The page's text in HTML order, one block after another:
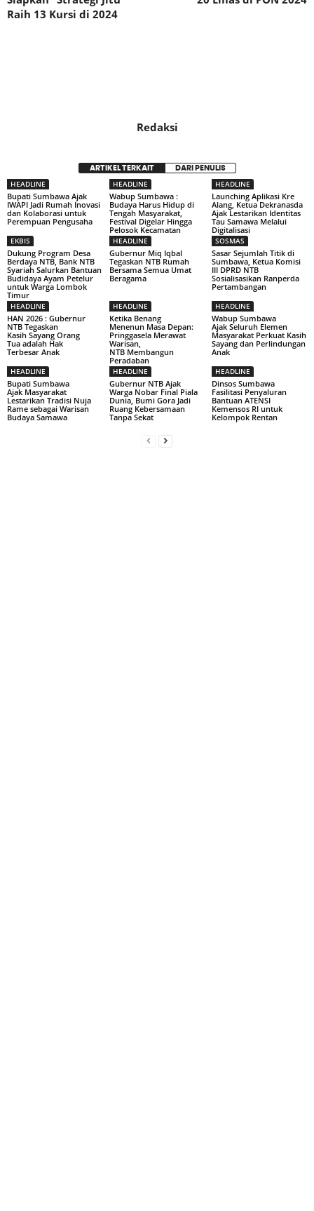
Raih 13 Kursi di 2024
Redaksi
ARTIKEL TERKAIT DARI PENULIS
HEADLINE
Bupati Sumbawa Ajak
IWAPI Jadi Rumah Inovasi
dan Kolaborasi untuk
Perempuan Pengusaha
HEADLINE
Wabup Sumbawa :
Budaya Harus Hidup di
Tengah Masyarakat,
Festival Digelar Hingga
Pelosok Kecamatan
HEADLINE
Launching Aplikasi Kre
Alang, Ketua Dekranasda
Ajak Lestarikan Identitas
Tau Samawa Melalui
Digitalisasi
EKBIS
Dukung Program Desa
Berdaya NTB, Bank NTB
Syariah Salurkan Bantuan
Budidaya Ayam Petelur
untuk Warga Lombok
Timur
HEADLINE
Gubernur Miq Iqbal
Tegaskan NTB Rumah
Bersama Semua Umat
Beragama
SOSMAS
Sasar Sejumlah Titik di
Sumbawa, Ketua Komisi
III DPRD NTB
Sosialisasikan Ranperda
Pertambangan
HEADLINE
HAN 2026 : Gubernur
NTB Tegaskan
Kasih Sayang Orang
Tua adalah Hak
Terbesar Anak
HEADLINE
Ketika Benang
Menenun Masa Depan:
Pringgasela Merawat
Warisan,
NTB Membangun
Peradaban
HEADLINE
Wabup Sumbawa
Ajak Seluruh Elemen
Masyarakat Perkuat Kasih
Sayang dan Perlindungan
Anak
HEADLINE
Bupati Sumbawa
Ajak Masyarakat
Lestarikan Tradisi Nuja
Rame sebagai Warisan
Budaya Samawa
HEADLINE
Gubernur NTB Ajak
Warga Nobar Final Piala
Dunia, Bumi Gora Jadi
Ruang Kebersamaan
Tanpa Sekat
HEADLINE
Dinsos Sumbawa
Fasilitasi Penyaluran
Bantuan ATENSI
Kemensos RI untuk
Kelompok Rentan